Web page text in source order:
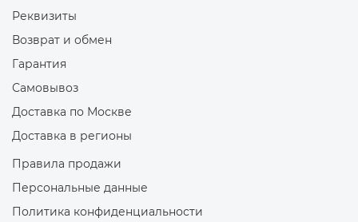
Реквизиты
Возврат и обмен
Гарантия
Самовывоз
Доставка по Москве
Доставка в регионы
Правила продажи
Персональные данные
Политика конфиденциальности